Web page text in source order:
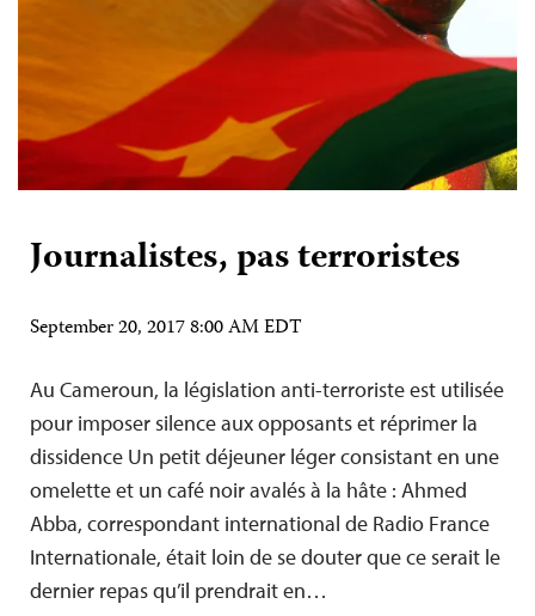
Journalistes, pas terroristes
September 20, 2017 8:00 AM EDT
Au Cameroun, la législation anti-terroriste est utilisée
pour imposer silence aux opposants et réprimer la
dissidence Un petit déjeuner léger consistant en une
omelette et un café noir avalés à la hâte : Ahmed
Abba, correspondant international de Radio France
Internationale, était loin de se douter que ce serait le
dernier repas qu’il prendrait en…